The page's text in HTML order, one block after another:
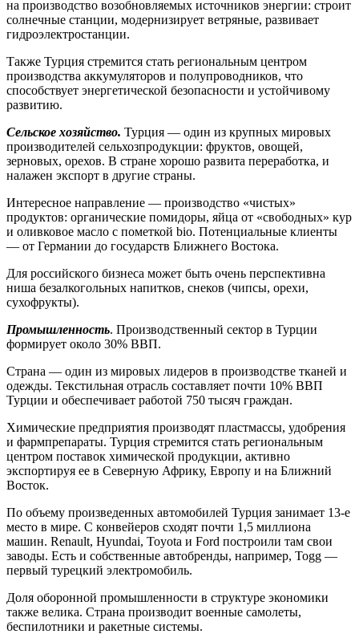
на производство возобновляемых источников энергии: строит
солнечные станции, модернизирует ветряные, развивает
гидроэлектростанции.
Также Турция стремится стать региональным центром
производства аккумуляторов и полупроводников, что
способствует энергетической безопасности и устойчивому
развитию.
Сельское хозяйство. Турция — один из крупных мировых
производителей сельхозпродукции: фруктов, овощей,
зерновых, орехов. В стране хорошо развита переработка, и
налажен экспорт в другие страны.
Интересное направление — производство «чистых»
продуктов: органические помидоры, яйца от «свободных» кур
и оливковое масло с пометкой bio. Потенциальные клиенты
— от Германии до государств Ближнего Востока.
Для российского бизнеса может быть очень перспективна
ниша безалкогольных напитков, снеков (чипсы, орехи,
сухофрукты).
Промышленность. Производственный сектор в Турции
формирует около 30% ВВП.
Страна — один из мировых лидеров в производстве тканей и
одежды. Текстильная отрасль составляет почти 10% ВВП
Турции и обеспечивает работой 750 тысяч граждан.
Химические предприятия производят пластмассы, удобрения
и фармпрепараты. Турция стремится стать региональным
центром поставок химической продукции, активно
экспортируя ее в Северную Африку, Европу и на Ближний
Восток.
По объему произведенных автомобилей Турция занимает 13-е
место в мире. С конвейеров сходят почти 1,5 миллиона
машин. Renault, Hyundai, Toyota и Ford построили там свои
заводы. Есть и собственные автобренды, например, Togg —
первый турецкий электромобиль.
Доля оборонной промышленности в структуре экономики
также велика. Страна производит военные самолеты,
беспилотники и ракетные системы.